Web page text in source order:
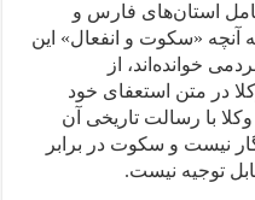
استان‌های فارس و
آنچه «سکوت و انفعال» این
خوانده‌اند، از
در متن استعفای خود
با رسالت تاریخی آن
نیست و سکوت در برابر
توجیه نیست.